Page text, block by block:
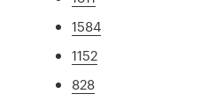
1584
1152
828